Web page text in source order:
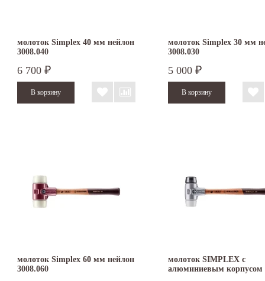
молоток Simplex 40 мм нейлон
3008.040
6 700 ₽
молоток Simplex 30 мм
3008.030
5 000 ₽
молоток Simplex 60 мм нейлон
3008.060
молоток SIMPLEX с
алюминиевым корпусом